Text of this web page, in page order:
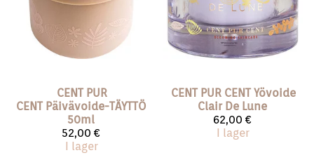
CENT PUR
CENT Päivävoide-TÄYTTÖ
50ml
52,00 €
I lager
CENT PUR CENT Yövoide
Clair De Lune
62,00 €
I lager